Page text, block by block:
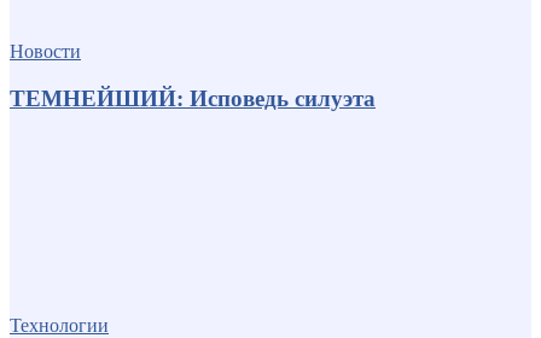
Новости
ТЕМНЕЙШИЙ: Исповедь силуэта
Технологии